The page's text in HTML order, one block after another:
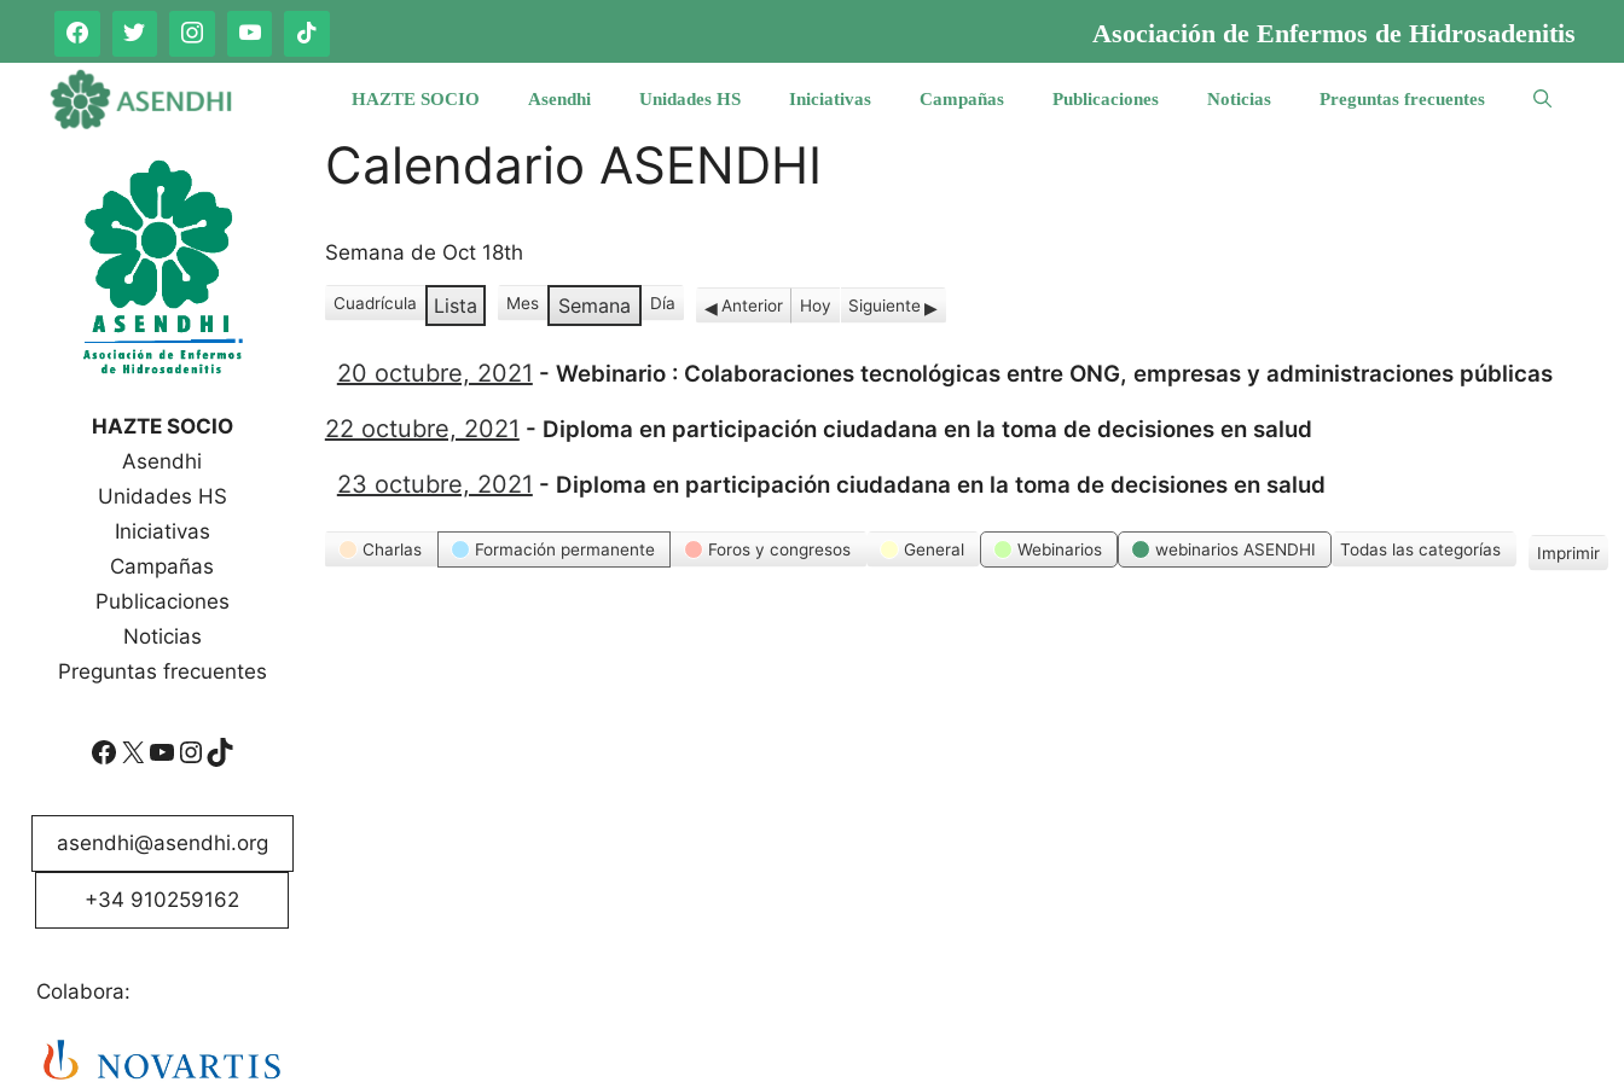
Saltar
contenido
Asociación de Enfermos de Hidrosadenitis
HAZTE SOCIO Asendhi Unidades HS Iniciativas Campañas Publicaciones Noticias Preguntas frecuentes
Calendario ASENDHI
Semana de Oct 18th
V
r
c
m
Cuadrícula
V
r
o
o
Lista Mes Semana Día Anterior Hoy Siguiente
20 octubre, 2021 - Webinario : Colaboraciones tecnológicas entre ONG, empresas y administraciones públicas
22 octubre, 2021 - Diploma en participación ciudadana en la toma de decisiones en salud
23 octubre, 2021 - Diploma en participación ciudadana en la toma de decisiones en salud
Categorías
Charlas Formación permanente Foros y congresos General Webinarios webinarios ASENDHI Todas las categorías Imprimir
V
HAZTE SOCIO
Asendhi
Unidades HS
Iniciativas
Campañas
Publicaciones
Noticias
Preguntas frecuentes
Facebook
X YouTube
Instagram
TikTok
asendhi@asendhi.org
+34 910259162
Colabora: